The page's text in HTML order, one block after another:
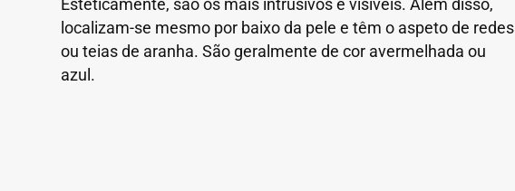
Esteticamente, são os mais intrusivos e visíveis. Além disso,
localizam-se mesmo por baixo da pele e têm o aspeto de redes
ou teias de aranha. São geralmente de cor avermelhada ou
azul.